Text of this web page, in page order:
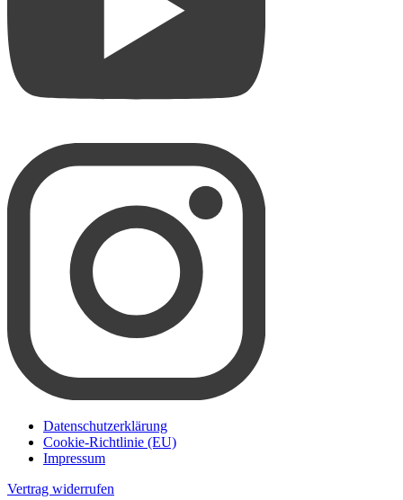
Datenschutzerklärung
Cookie-Richtlinie (EU)
Impressum
Vertrag widerrufen